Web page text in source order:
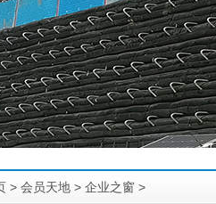
> 会员天地 > 企业之窗 >